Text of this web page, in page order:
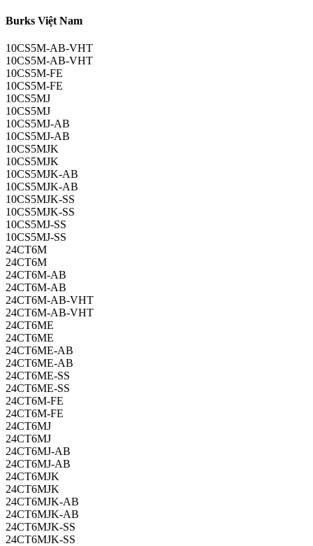
Burks Việt Nam
10CS5M-AB-VHT
10CS5M-AB-VHT
10CS5M-FE
10CS5M-FE
10CS5MJ
10CS5MJ
10CS5MJ-AB
10CS5MJ-AB
10CS5MJK
10CS5MJK
10CS5MJK-AB
10CS5MJK-AB
10CS5MJK-SS
10CS5MJK-SS
10CS5MJ-SS
10CS5MJ-SS
24CT6M
24CT6M
24CT6M-AB
24CT6M-AB
24CT6M-AB-VHT
24CT6M-AB-VHT
24CT6ME
24CT6ME
24CT6ME-AB
24CT6ME-AB
24CT6ME-SS
24CT6ME-SS
24CT6M-FE
24CT6M-FE
24CT6MJ
24CT6MJ
24CT6MJ-AB
24CT6MJ-AB
24CT6MJK
24CT6MJK
24CT6MJK-AB
24CT6MJK-AB
24CT6MJK-SS
24CT6MJK-SS